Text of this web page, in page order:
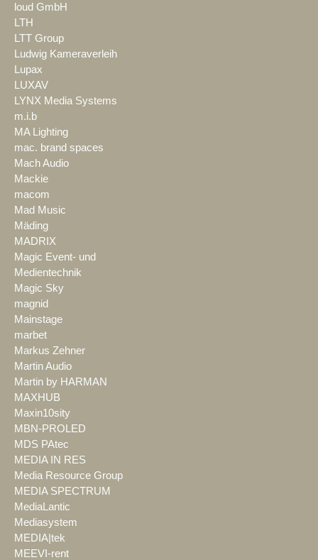
loud GmbH
LTH
LTT Group
Ludwig Kameraverleih
Lupax
LUXAV
LYNX Media Systems
m.i.b
MA Lighting
mac. brand spaces
Mach Audio
Mackie
macom
Mad Music
Mäding
MADRIX
Magic Event- und
Medientechnik
Magic Sky
magnid
Mainstage
marbet
Markus Zehner
Martin Audio
Martin by HARMAN
MAXHUB
Maxin10sity
MBN-PROLED
MDS PAtec
MEDIA IN RES
Media Resource Group
MEDIA SPECTRUM
MediaLantic
Mediasystem
MEDIA|tek
MEEVI-rent